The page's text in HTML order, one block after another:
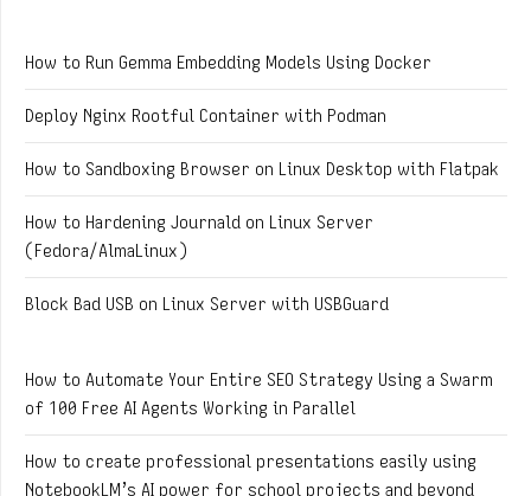
How to Run Gemma Embedding Models Using Docker
Deploy Nginx Rootful Container with Podman
How to Sandboxing Browser on Linux Desktop with Flatpak
How to Hardening Journald on Linux Server
(Fedora/AlmaLinux)
Block Bad USB on Linux Server with USBGuard
How to Automate Your Entire SEO Strategy Using a Swarm
of 100 Free AI Agents Working in Parallel
How to create professional presentations easily using
NotebookLM’s AI power for school projects and beyond